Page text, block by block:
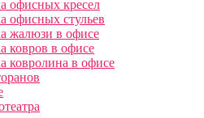
офисных кресел
офисных стульев
жалюзи в офисе
ковров в офисе
ковролина в офисе